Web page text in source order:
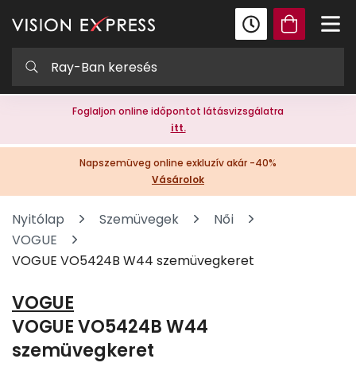
Foglaljon online időpontot látásvizsgálatra
itt.
Napszemüveg online exkluzív akár -40%
Vásárolok
Nyitólap Szemüvegek
Női
VOGUE
VOGUE VO5424B W44 szemüvegkeret
VOGUE
VOGUE VO5424B W44
szemüvegkeret